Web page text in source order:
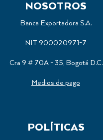
NOSOTROS
Banca Exportadora S.A.
NIT 900020971-7
Cra 9 # 70A - 35, Bogotá D.C.
Medios de pago
POLÍTICAS